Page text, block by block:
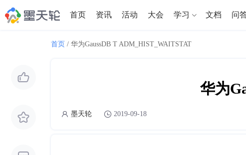
首页 资讯 活动 大会 学习 文档 问
首页 / 华为GaussDB T ADM_HIST_WAITSTAT
华为
墨天轮 2019-09-18